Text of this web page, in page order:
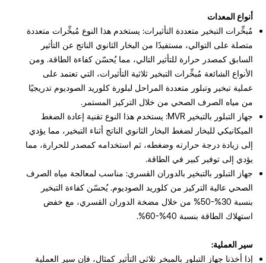
أنواع المعدات
مُبخِّرات التبخير متعددة التأثيرات: يستخدم هذا النوع مُبخِّرات متعددة
متصلة على التوالي، مستفيدًا من البخار الثانوي الناتج عن التأثير
السابق كمصدر حرارة للتأثير التالي، مما يُحسّن كفاءة الطاقة. ومن
الأنواع الشائعة مُبخِّرات التبخير ثلاثية التأثيرات، التي تعتمد على
عملية تبخير وتبلور متعددة المراحل لبلورة كلوريد الصوديوم تدريجيًا
من مياه الصرف الصحي من خلال التركيز المستمر.
جهاز التبلور بالتبخير MVR: يستخدم هذا النوع تقنية إعادة الضغط
الميكانيكي للبخار لضغط البخار الثانوي الناتج أثناء التبخير، مما يؤدي
إلى زيادة درجة حرارته وضغطه، ثم استخدامه كمصدر للحرارة، مما
يؤدي إلى توفير كبير في الطاقة.
جهاز التبلور بالتبخير بالدوران القسري: مناسب لمعالجة مياه الصرف
الصحي عالية التركيز من كلوريد الصوديوم. يُحسّن كفاءة التبخير
بنسبة 30%-50% من خلال مضخة الدوران القسري، مع خفض
استهلاك الطاقة بنسبة 40%-60%.
سير العملية:
إذا أخذنا جهاز التبلور بالمبخر ثلاثي التأثير كمثال، فإن سير العملية